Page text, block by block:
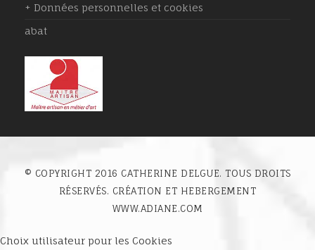
+ Données personnelles et cookies
abat
© COPYRIGHT 2016 CATHERINE DELGUE. TOUS DROITS
RÉSERVÉS. CRÉATION ET HEBERGEMENT
WWW.ADIANE.COM
Choix utilisateur pour les Cookies